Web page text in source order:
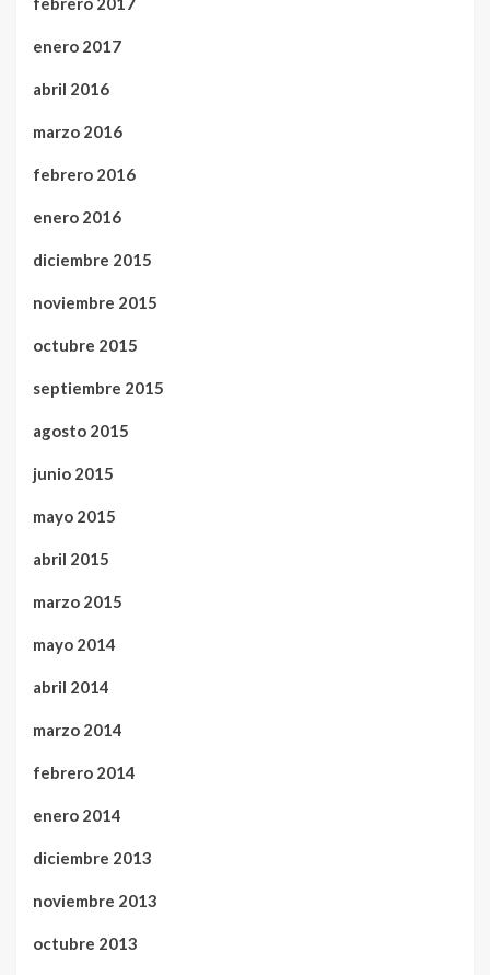
enero 2017
abril 2016
marzo 2016
febrero 2016
enero 2016
diciembre 2015
noviembre 2015
octubre 2015
septiembre 2015
agosto 2015
junio 2015
mayo 2015
abril 2015
marzo 2015
mayo 2014
abril 2014
marzo 2014
febrero 2014
enero 2014
diciembre 2013
noviembre 2013
octubre 2013